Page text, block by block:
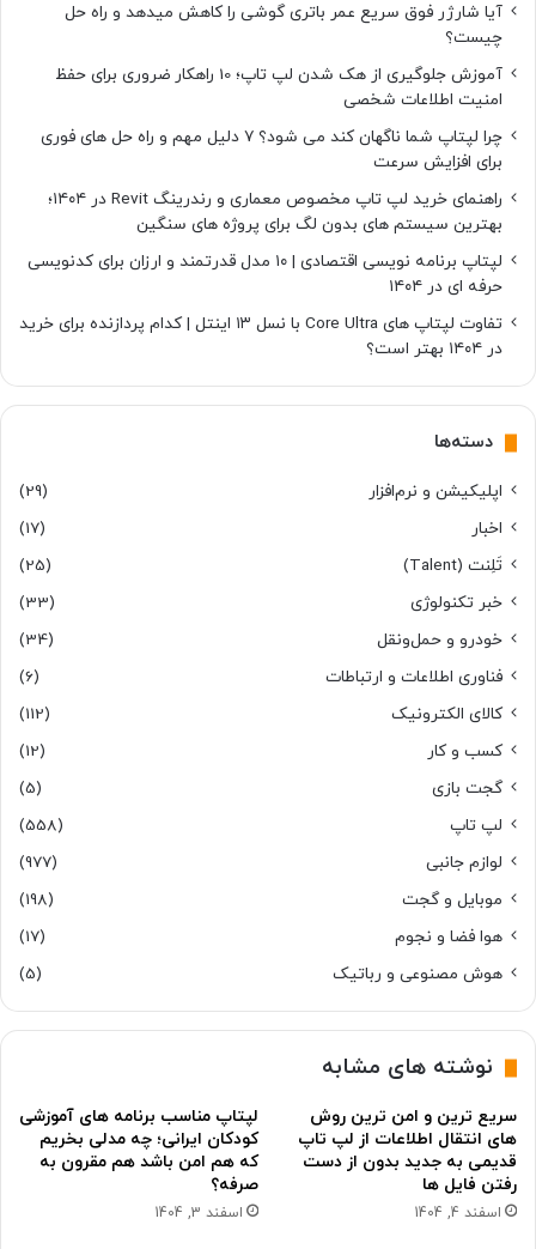
آیا شارژر فوق سریع عمر باتری گوشی را کاهش میدهد و راه حل
چیست؟
آموزش جلوگیری از هک شدن لپ تاپ؛ 10 راهکار ضروری برای حفظ
امنیت اطلاعات شخصی
چرا لپتاپ شما ناگهان کند می شود؟ ۷ دلیل مهم و راه حل های فوری
برای افزایش سرعت
راهنمای خرید لپ تاپ مخصوص معماری و رندرینگ Revit در ۱۴۰۴؛
بهترین سیستم های بدون لگ برای پروژه های سنگین
لپتاپ برنامه نویسی اقتصادی | ۱۰ مدل قدرتمند و ارزان برای کدنویسی
حرفه ای در ۱۴۰۴
تفاوت لپتاپ های Core Ultra با نسل ۱۳ اینتل | کدام پردازنده برای خرید
در ۱۴۰۴ بهتر است؟
دسته‌ها
اپلیکیشن و نرم‌افزار
(29)
اخبار
(17)
تَلِنت (Talent)
(25)
خبر تکنولوژی
(33)
خودرو و حمل‌و‌نقل
(34)
فناوری اطلاعات و ارتباطات
(6)
کالای الکترونیک
(112)
کسب و کار
(12)
گجت بازی
(5)
لپ تاپ
(558)
لوازم جانبی
(977)
موبایل و گجت
(198)
هوا فضا و نجوم
(17)
هوش مصنوعی و رباتیک
(5)
نوشته های مشابه
سریع ترین و امن ترین روش
های انتقال اطلاعات از لپ تاپ
قدیمی به جدید بدون از دست
رفتن فایل ها
اسفند 4, 1404
لپتاپ مناسب برنامه های آموزشی
کودکان ایرانی؛ چه مدلی بخریم
که هم امن باشد هم مقرون به
صرفه؟
اسفند 3, 1404